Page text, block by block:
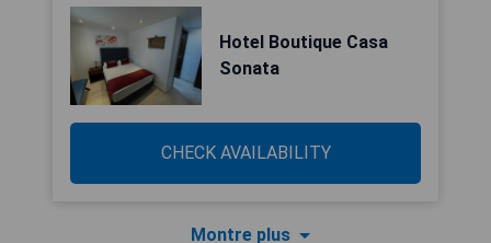
Hotel Boutique Casa
Sonata
CHECK AVAILABILITY
Montre plus